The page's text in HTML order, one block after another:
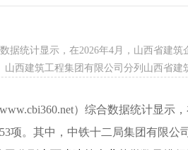
据统计显示，在2026年4月，山西省建筑
西建筑工程集团有限公司分列山西省建
）综合数据统计显示
项。其中，中铁十二局集团有限公